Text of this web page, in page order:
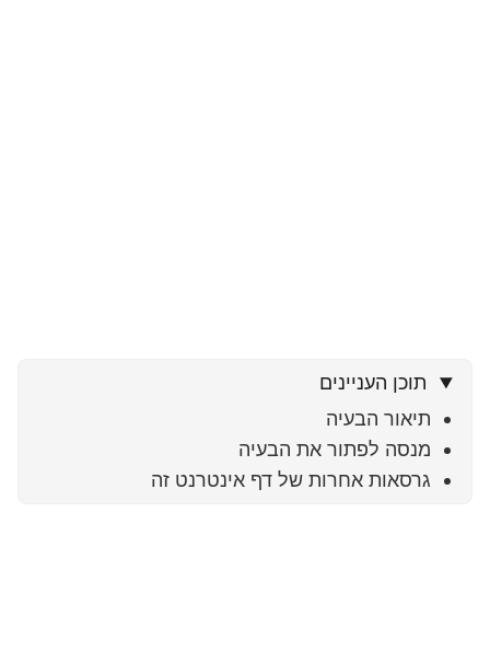
תוכן העניינים
תיאור הבעיה
מנסה לפתור את הבעיה
גרסאות אחרות של דף אינטרנט זה